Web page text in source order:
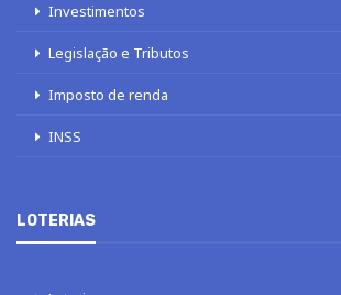
Investimentos
Legislação e Tributos
Imposto de renda
INSS
LOTERIAS